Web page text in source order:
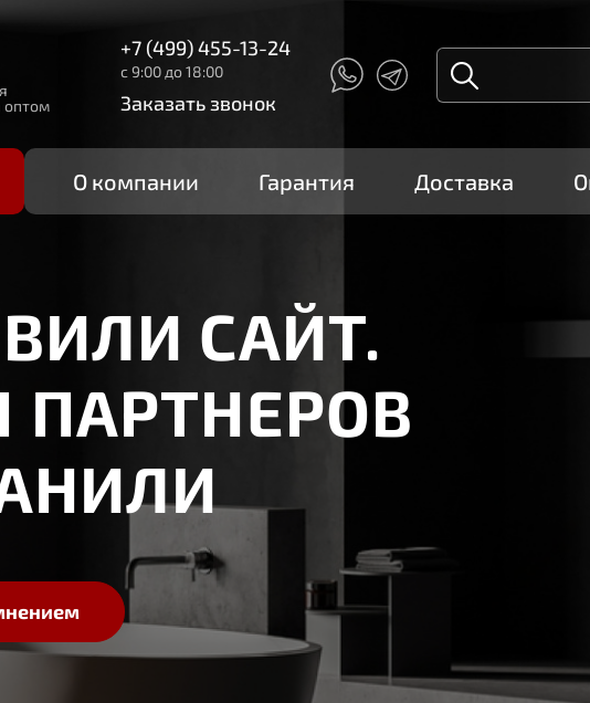
оптом
+7 (499) 455-13-24
с 9:00 до 18:00
Заказать звонок
О компании Гарантия Доставка
САЙТ.